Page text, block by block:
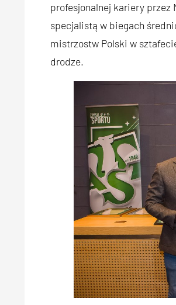
profesjonalnej kariery przez
specjalistą w biegach
mistrzostw Polski w
drodze.